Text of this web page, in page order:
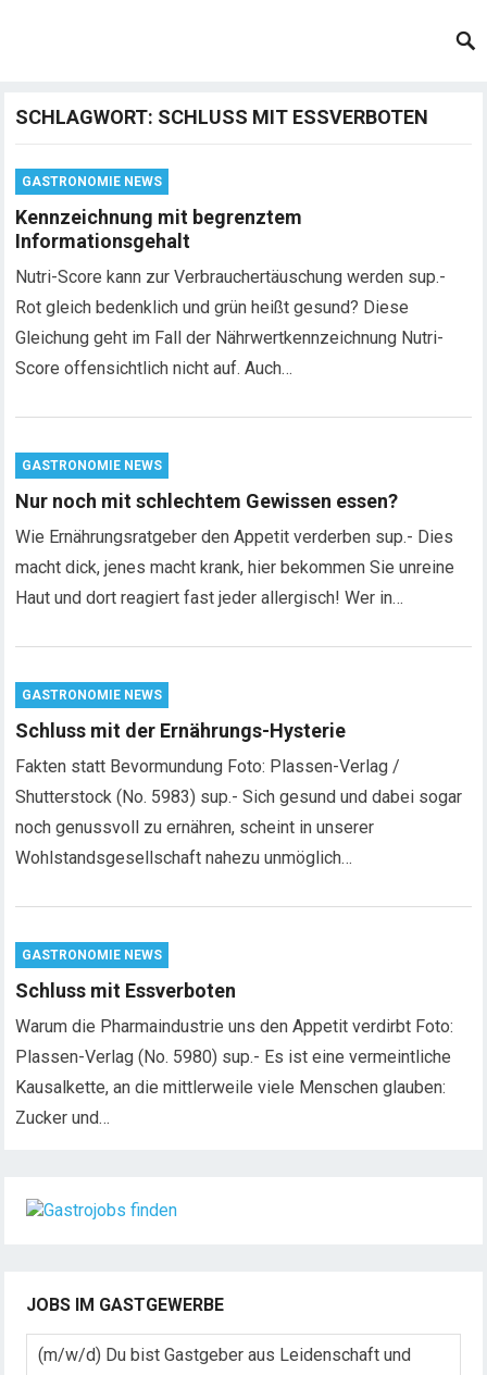
SCHLAGWORT: SCHLUSS MIT ESSVERBOTEN
GASTRONOMIE NEWS
Kennzeichnung mit begrenztem
Informationsgehalt
Nutri-Score kann zur Verbrauchertäuschung werden sup.-
Rot gleich bedenklich und grün heißt gesund? Diese
Gleichung geht im Fall der Nährwertkennzeichnung Nutri-
Score offensichtlich nicht auf. Auch…
GASTRONOMIE NEWS
Nur noch mit schlechtem Gewissen essen?
Wie Ernährungsratgeber den Appetit verderben sup.- Dies
macht dick, jenes macht krank, hier bekommen Sie unreine
Haut und dort reagiert fast jeder allergisch! Wer in…
GASTRONOMIE NEWS
Schluss mit der Ernährungs-Hysterie
Fakten statt Bevormundung Foto: Plassen-Verlag /
Shutterstock (No. 5983) sup.- Sich gesund und dabei sogar
noch genussvoll zu ernähren, scheint in unserer
Wohlstandsgesellschaft nahezu unmöglich…
GASTRONOMIE NEWS
Schluss mit Essverboten
Warum die Pharmaindustrie uns den Appetit verdirbt Foto:
Plassen-Verlag (No. 5980) sup.- Es ist eine vermeintliche
Kausalkette, an die mittlerweile viele Menschen glauben:
Zucker und…
JOBS IM GASTGEWERBE
Chef de Rang (m/w/d) gesucht – Hotel 47° in
(m/w/d) Du bist Gastgeber aus Leidenschaft und